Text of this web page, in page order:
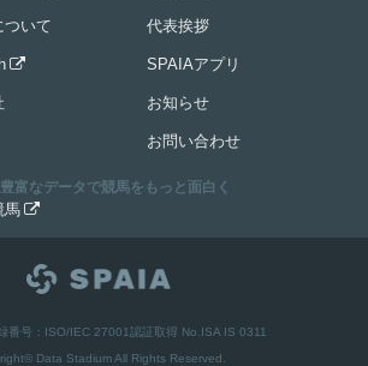
ついて

代表挨拶
SPAIAアプリ
お知らせ
お問い合わせ
富なデータで競馬をもっと面白く
馬 
番号：ISO/IEC 27001認証取得 No.ISA IS 0311
Data Stadium All Rights Reserved.